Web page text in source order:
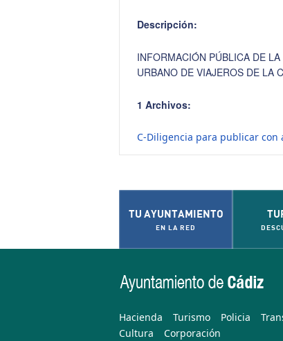
Descripción:
INFORMACIÓN PÚBLICA DE
URBANO DE VIAJEROS DE LA
1 Archivos:
C-Diligencia para publicar con
TU AYUNTAMIENTO
EN LA RED
Hacienda
Turismo Policia
Cultura
Corporación